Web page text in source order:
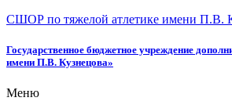
СШОР по тяжелой атлетике имени П.В.
Государственное бюджетное учреждение
имени П.В. Кузнецова»
Меню